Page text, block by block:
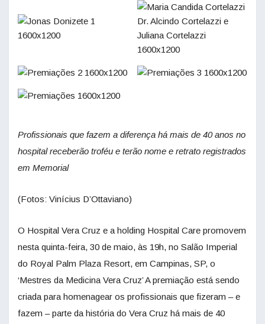
Profissionais que fazem a diferença há mais de 40 anos no
hospital receberão troféu e terão nome e retrato registrados
em Memorial
(Fotos: Vinícius D’Ottaviano)
O Hospital Vera Cruz e a holding Hospital Care promovem
nesta quinta-feira, 30 de maio, às 19h, no Salão Imperial
do Royal Palm Plaza Resort, em Campinas, SP, o
‘Mestres da Medicina Vera Cruz’ A premiação está sendo
criada para homenagear os profissionais que fizeram – e
fazem – parte da história do Vera Cruz há mais de 40